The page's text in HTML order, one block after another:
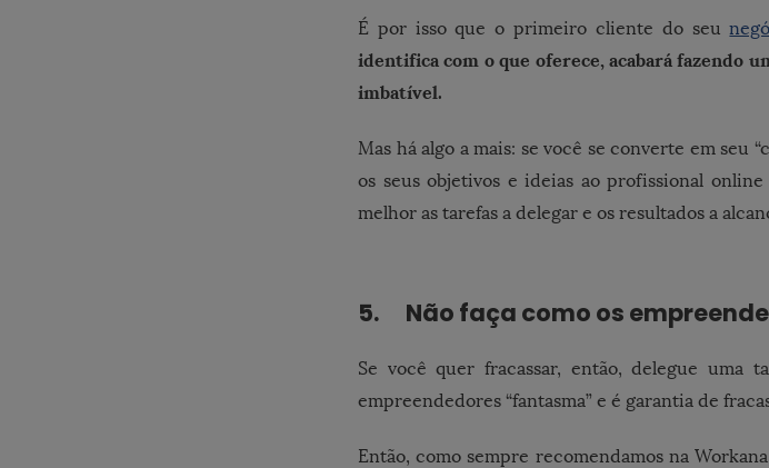
É por isso que o primeiro cliente do seu
identifica com o que oferece, acabará fazendo
imbatível.
Mas há algo a mais: se você se converte em seu
os seus objetivos e ideias ao profissional
melhor as tarefas a delegar e os resultados a
5. Não faça como os
Se você quer fracassar, então, delegue uma
empreendedores “fantasma” e é garantia de
Então, como sempre recomendamos na